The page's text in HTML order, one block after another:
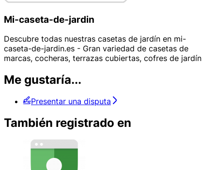
Mi-caseta-de-jardin
Descubre todas nuestras casetas de jardín en mi-
caseta-de-jardin.es - Gran variedad de casetas de
marcas, cocheras, terrazas cubiertas, cofres de jardín
Me gustaría...
Presentar una disputa
También registrado en